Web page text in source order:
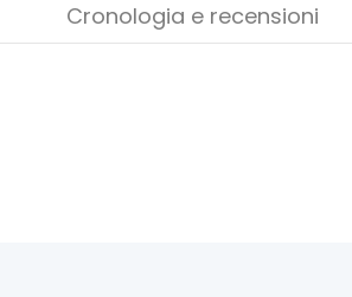
Cronologia e recensioni